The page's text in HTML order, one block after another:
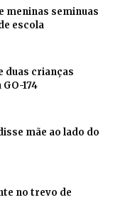
meninas seminuas
escola
duas crianças
174
mãe ao lado do
no trevo de